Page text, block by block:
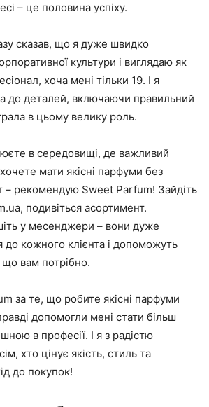
– це половина успіху.
сказав, що я дуже швидко
культури і виглядаю як
хоча мені тільки 19. І я
до деталей, включаючи правильний
в цьому велику роль.
в середовищі, де важливий
мати якісні парфуми без
– рекомендую Sweet Parfum! Зайдіть
подивіться асортимент.
у месенджери – вони дуже
до кожного клієнта і допоможуть
що вам потрібно.
за те, що робите якісні парфуми
допомогли мені стати більш
в професії. І я з радістю
хто цінує якість, стиль та
до покупок!